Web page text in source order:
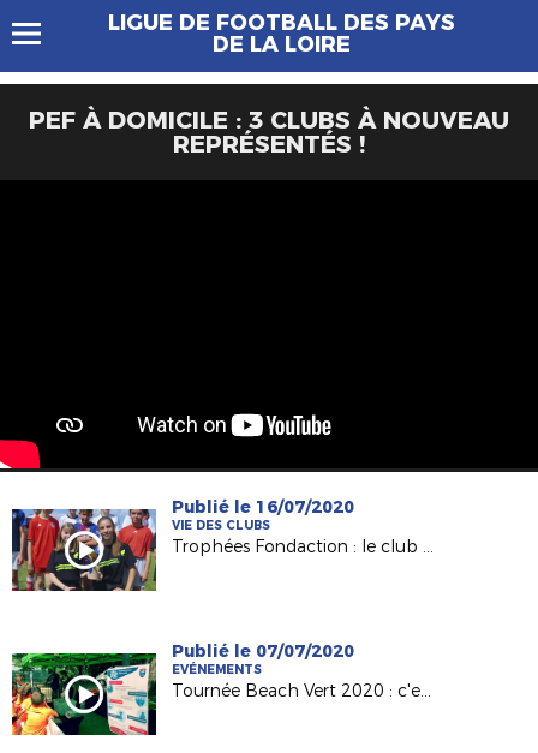
LIGUE DE FOOTBALL DES PAYS
DE LA LOIRE
PEF À DOMICILE : 3 CLUBS À NOUVEAU
REPRÉSENTÉS !
Publié le 16/07/2020
VIE DES CLUBS
Trophées Fondaction : le club Mouzillon primé !
Publié le 07/07/2020
EVÉNEMENTS
Tournée Beach Vert 2020 : c'est parti !